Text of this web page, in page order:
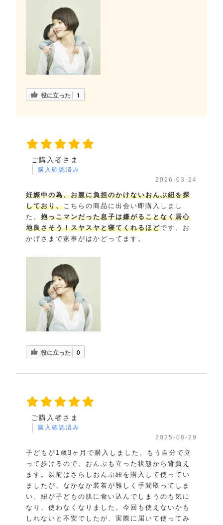
役に立った 1
ご購入者さま
購入確認済み
2026-03-24
妊娠中の為、お腹に負担のかけないおんぶ紐を探
しており、こちらの商品に出会い即購入しまし
た。抱っこマンだった息子は嫌がることなく居心
地良さそう！スヤスヤと寝てくれるほどです。お
かげさまで家事がはかどってます。
役に立った 0
ご購入者さま
購入確認済み
2025-08-29
子どもが1歳3ヶ月で購入しました。もう自分で立
って歩けるので、おんぶも立った状態から背負え
ます。以前はさらしおんぶ紐を購入して使ってい
ましたが、なかなか装着が難しく手間取ってしま
い、紐が子どもの肌に食い込んでしまうのも気に
なり、使わなくなりました。今回も使えないかも
しれないと不安でしたが、実際に届いて使ってみ